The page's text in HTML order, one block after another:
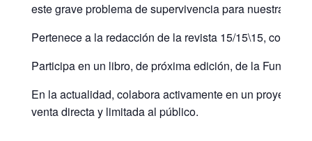
este grave problema de supervivencia para nuestra
Pertenece a la redacción de la revista 15/15\15, con la
Participa en un libro, de próxima edición, de la
En la actualidad, colabora activamente en un proyecto
venta directa y limitada al público.